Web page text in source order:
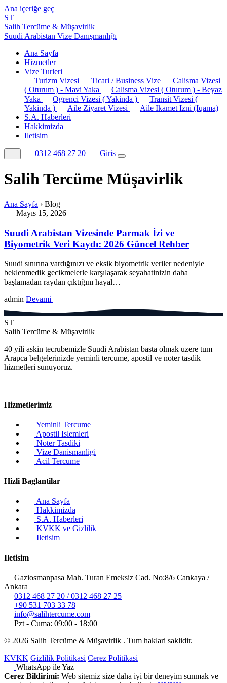
Ana içeriğe geç
ST
Salih Tercüme & Müşavirlik
Suudi Arabistan Vize Danışmanlığı
Ana Sayfa
Hizmetler
Vize Turleri
Turizm Vizesi
Ticari / Business Vize
Calisma Vizesi
( Oturum ) - Mavi Yaka
Calisma Vizesi ( Oturum ) - Beyaz
Yaka
Ogrenci Vizesi ( Yakinda )
Transit Vizesi (
Yakinda )
Aile Ziyaret Vizesi
Aile Ikamet Izni (Iqama)
S.A. Haberleri
Hakkimizda
Iletisim
0312 468 27 20 Giris
Salih Tercüme Müşavirlik
Ana Sayfa › Blog
Mayıs 15, 2026
Suudi Arabistan Vizesinde Parmak İzi ve
Biyometrik Veri Kaydı: 2026 Güncel Rehber
Suudi sınırına vardığınızı ve eksik biyometrik veriler nedeniyle
beklenmedik gecikmelerle karşılaşarak seyahatinizin daha
başlamadan raydan çıktığını hayal…
admin Devami
ST
Salih Tercüme & Müşavirlik
40 yili askin tecrubemizle Suudi Arabistan basta olmak uzere tum
Arapca belgelerinizde yeminli tercume, apostil ve noter tasdik
hizmetleri sunuyoruz.
Hizmetlerimiz
Yeminli Tercume
Apostil Islemleri
Noter Tasdiki
Vize Danismanligi
Acil Tercume
Hizli Baglantilar
Ana Sayfa
Hakkimizda
S.A. Haberleri
KVKK ve Gizlilik
Iletisim
Iletisim
Gaziosmanpasa Mah. Turan Emeksiz Cad. No:8/6 Cankaya /
Ankara
0312 468 27 20 / 0312 468 27 25
+90 531 703 33 78
info@salihtercume.com
Pzt - Cuma: 09:00 - 18:00
© 2026 Salih Tercüme & Müşavirlik . Tum haklari saklidir.
KVKK Gizlilik Politikasi Cerez Politikasi
WhatsApp ile Yaz
Cerez Bildirimi: Web sitemiz size daha iyi bir deneyim sunmak ve